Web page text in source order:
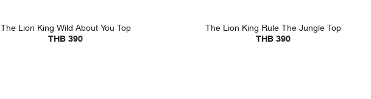
The Lion King Wild About You Top
THB 390
The Lion King Rule The Jungle Top
THB 390